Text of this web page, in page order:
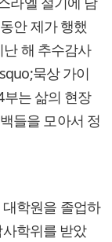
안 제가 행했
난 해 추수감사
묵상 가이
는 삶의 현장
들을 모아서 정
학원을 졸업하
학위를 받았